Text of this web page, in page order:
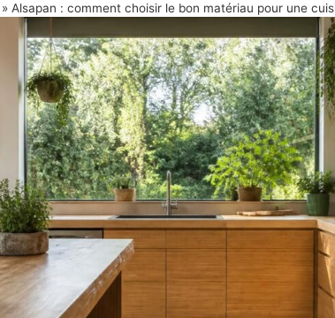
» Alsapan : comment choisir le bon matériau pour une